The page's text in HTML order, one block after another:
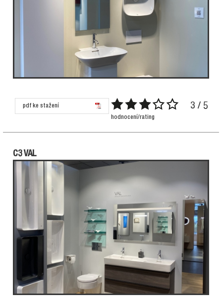
pdf ke stažení 3 / 5
hodnocení/rating
C3 VAL